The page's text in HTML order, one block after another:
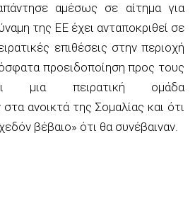
αμέσως σε αίτημα για
της ΕΕ έχει ανταποκριθεί σε
επιθέσεις στην περιοχή
προειδοποίηση προς τους
μια πειρατική ομάδα
ανοικτά της Σομαλίας και ότι
βέβαιο» ότι θα συνέβαιναν.